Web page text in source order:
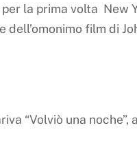
la prima volta New
film di
“Volviò una